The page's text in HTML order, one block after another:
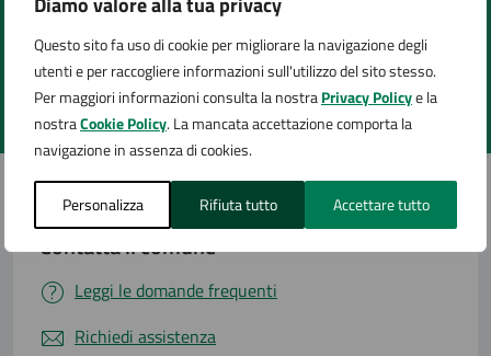
Questo sito fa uso di cookie per migliorare la navigazione degli
utenti e per raccogliere informazioni sull'utilizzo del sito stesso.
Per maggiori informazioni consulta la nostraPrivacy Policye la
nostraCookie Policy. La mancata accettazione comporta la
navigazione in assenza di cookies.
Personalizza Rifiuta tutto Accettare tutto
Quanto sono chiare le informazioni su questa
pagina?
Valuta 5 stelle su 5
Valuta 4 stelle su 5
Valuta 3 stelle su 5
Valuta 2 stelle su 5
Valuta 1 stelle su 5
Contatta il comune
Leggi le domande frequenti
Richiedi assistenza